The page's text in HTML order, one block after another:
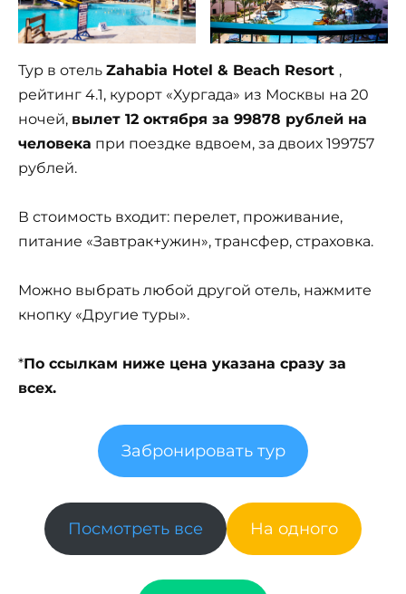
Тур в отель Zahabia Hotel & Beach Resort ,
рейтинг 4.1, курорт «Хургада» из Москвы на 20
ночей, вылет 12 октября за 99878 рублей на
человека при поездке вдвоем, за двоих 199757
рублей.
В стоимость входит: перелет, проживание,
питание «Завтрак+ужин», трансфер, страховка.
Можно выбрать любой другой отель, нажмите
кнопку «Другие туры».
*По ссылкам ниже цена указана сразу за
всех.
Забронировать тур
Посмотреть все На одного